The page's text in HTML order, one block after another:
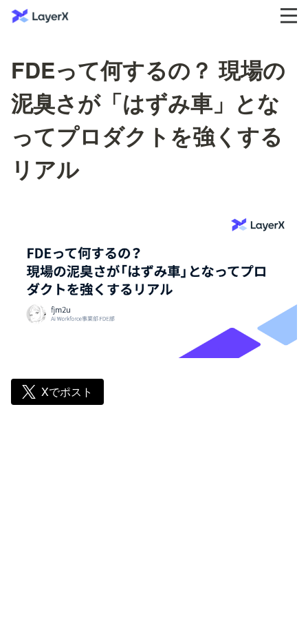
FDEって何するの？ 現場の
泥臭さが「はずみ車」とな
ってプロダクトを強くする
リアル
Xでポスト